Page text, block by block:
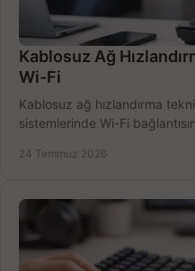
Kablosuz Ağ
Wi-Fi
Kablosuz ağ hızlandırma
sistemlerinde Wi-Fi
24 Temmuz 2026